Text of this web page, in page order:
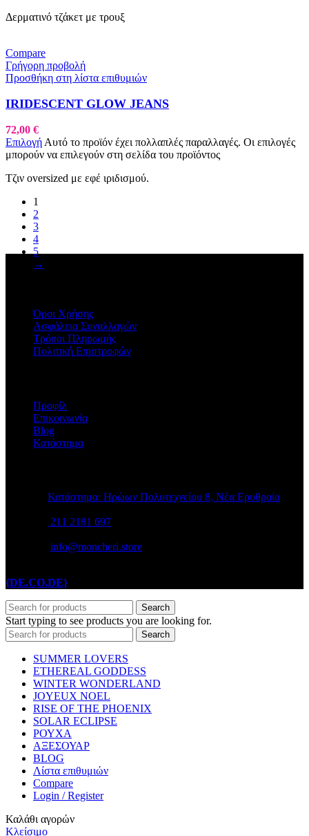
Δερματινό τζάκετ με τρουξ
Compare
Γρήγορη προβολή
Προσθήκη στη λίστα επιθυμιών
IRIDESCENT GLOW JEANS
72,00 €
Επιλογή Αυτό το προϊόν έχει πολλαπλές παραλλαγές. Οι επιλογές
μπορούν να επιλεγούν στη σελίδα του προϊόντος
Τζιν oversized με εφέ ιριδισμού.
1
2
3
4
5
→
Όροι Χρήσης
Ασφάλεια Συναλλαγών
Τρόποι Πληρωμής
Πολιτική Επιστροφών
Προφίλ
Επικοινωνία
Blog
Κατάστημα
Κατάστημα: Ηρώων Πολυτεχνείου 8, Νέα Ερυθραία
211 2181 697
info@moncheri.store
{DE.CO.DE}
Search
Start typing to see products you are looking for.
Search
SUMMER LOVERS
ETHEREAL GODDESS
WINTER WONDERLAND
JOYEUX NOEL
RISE OF THE PHOENIX
SOLAR ECLIPSE
ΡΟΥΧΑ
ΑΞΕΣΟΥΑΡ
BLOG
Λίστα επιθυμιών
Compare
Login / Register
Καλάθι αγορών
Κλείσιμο